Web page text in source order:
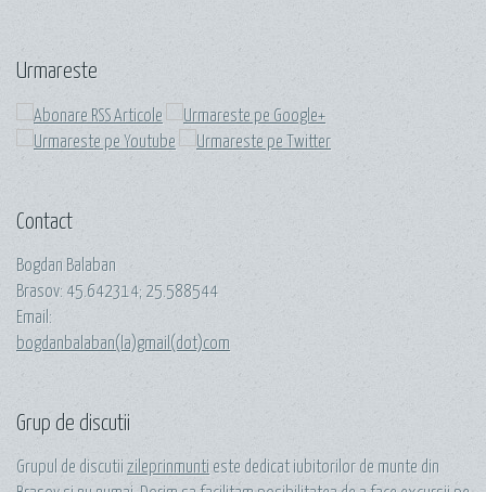
Urmareste
Contact
Bogdan Balaban
Brasov: 45.642314; 25.588544
Email:
bogdanbalaban(la)gmail(dot)com
Grup de discutii
Grupul de discutiizileprinmunti este dedicat iubitorilor de munte din